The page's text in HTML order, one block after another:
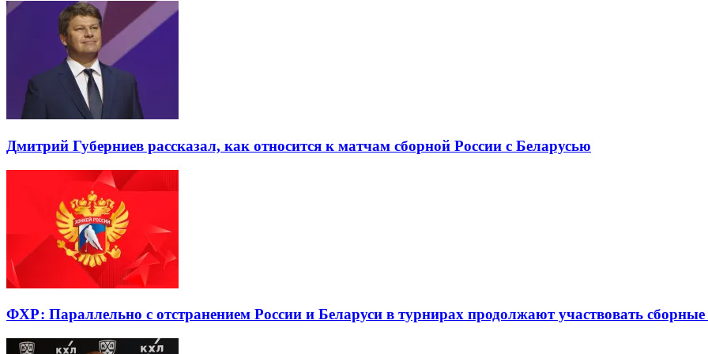
Дмитрий Губерниев рассказал, как относится к матчам сборной России с Беларусью
ФХР: Параллельно с отстранением России и Беларуси в турнирах продолжают участвовать